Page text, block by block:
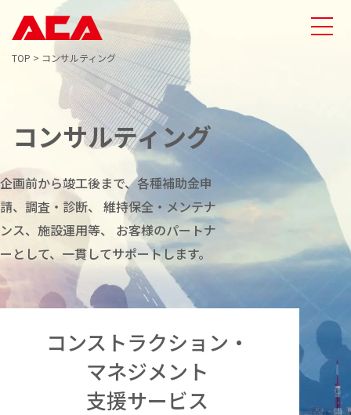
TOP > コンサルティング
コンサルティング
企画前から竣工後まで、各種補助金申
請、調査・診断、 維持保全・メンテナ
ンス、施設運用等、
お客様のパートナ
ーとして、一貫してサポートします。
コンストラクション・
マネジメント
支援サービス